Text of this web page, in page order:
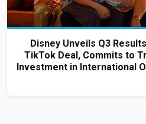
Disney Unveils Q3
TikTok Deal, Commits to
Investment in International